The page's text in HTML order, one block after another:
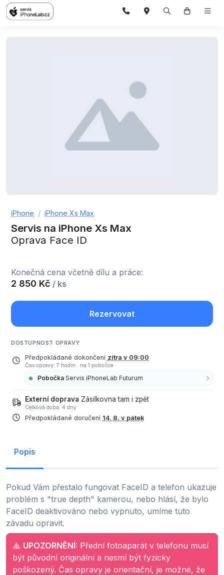
iPhone iPhone Xs Max
Servis na iPhone Xs Max
Oprava Face ID
Konečná cena včetně dílu a práce:
2 850 Kč / ks
Rezervovat
DOSTUPNOST OPRAVY
Předpokládané dokončení zítra v 09:00
Čas opravy: 7 hodin · na 1 pobočce
Pobočka Servis iPhoneLab Futurum
Externí doprava Zásilkovna tam i zpět
Celková doba: 4 dny
Předpokládané doručení 14. 8. v pátek
Popis
Pokud Vám přestalo fungovat FaceID a telefon ukazuje
problém s "true depth" kamerou, nebo hlásí, že bylo
FaceID deaktivováno nebo vypnuto, umíme tuto
závadu opravit.
UPOZORNĚNÍ: Přední fotoaparát v telefonu musí
být původní originální a nesmí být fyzicky
poškozený. Čas opravy je orientační, je možné, že